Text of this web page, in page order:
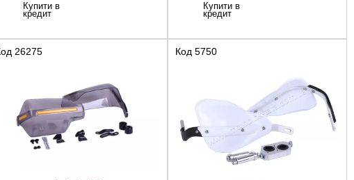
Купити в
кредит
Купити в
кредит
26275 Код 5750